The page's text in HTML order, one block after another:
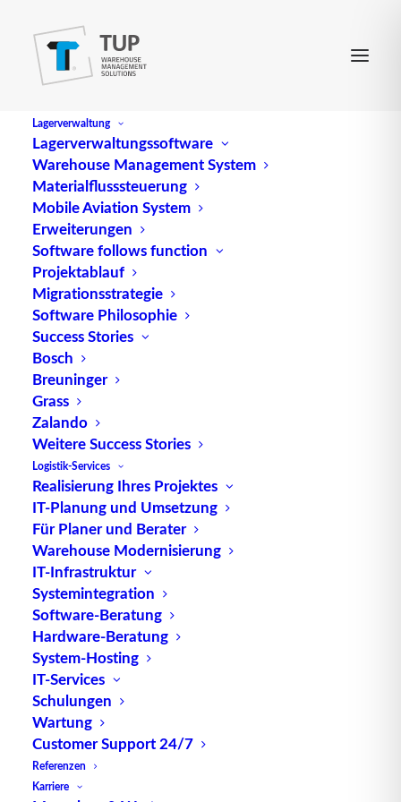
Lagerverwaltung
Lagerverwaltungssoftware
Warehouse Management System
Materialflusssteuerung
Mobile Aviation System
Erweiterungen
Software follows function
Projektablauf
Migrationsstrategie
Software Philosophie
Success Stories
Bosch
Breuninger
Grass
Zalando
Weitere Success Stories
Logistik-Services
Realisierung Ihres Projektes
IT-Planung und Umsetzung
Für Planer und Berater
Warehouse Modernisierung
IT-Infrastruktur
Systemintegration
Software-Beratung
Hardware-Beratung
System-Hosting
IT-Services
Schulungen
Wartung
Customer Support 24/7
Referenzen
Karriere
Change Management
Change Management, auf Deutsch
Veränderungsmanagement, ist ein entscheidender
Prozess in modernen Unternehmen, der darauf
abzielt, komplexe betriebliche und organisatorische
Strukturen und Funktionen
verändern. Dieser Prozess ist unerlässlich, um
sicherzustellen, dass Unternehmen flexibel und
anpassungsfähig bleiben, insbesondere in Zeiten
raschen Wandels und technologischen Fortschritts.
Definition und Zielsetzungen:
Change Management umfasst alle Maßnahmen und
Ansätze, die notwendig sind, um
Veränderungsprozesse in einem Unternehmen zu
planen, zu implementieren und zu überwachen.
Ziel ist es, sicherzustellen, dass Veränderungen
effektiv und nachhaltig sind, indem die betroffenen
Mitarbeiter und Abteilungen in den Prozess
einbezogen werden. Die Zielsetzungen können
unterschiedlich sein und reichen von der
Einführung neuer Technologien über die
Optimierung von Geschäftsprozessen bis hin zur
Anpassung an Marktveränderungen und die